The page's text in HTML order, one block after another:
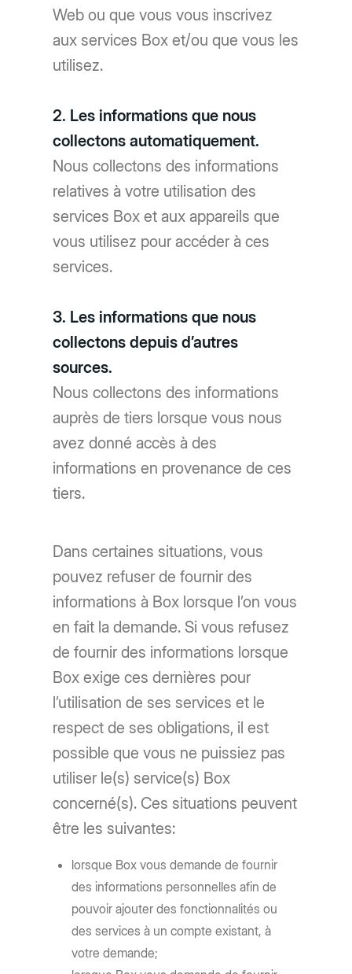
Web ou que vous vous inscrivez
aux services Box et/ou que vous les
utilisez.
2. Les informations que nous
collectons automatiquement.
Nous collectons des informations
relatives à votre utilisation des
services Box et aux appareils que
vous utilisez pour accéder à ces
services.
3. Les informations que nous
collectons depuis d’autres
sources.
Nous collectons des informations
auprès de tiers lorsque vous nous
avez donné accès à des
informations en provenance de ces
tiers.
Dans certaines situations, vous
pouvez refuser de fournir des
informations à Box lorsque l’on vous
en fait la demande. Si vous refusez
de fournir des informations lorsque
Box exige ces dernières pour
l’utilisation de ses services et le
respect de ses obligations, il est
possible que vous ne puissiez pas
utiliser le(s) service(s) Box
concerné(s). Ces situations peuvent
être les suivantes:
lorsque Box vous demande de fournir
des informations personnelles afin de
pouvoir ajouter des fonctionnalités ou
des services à un compte existant, à
votre demande;